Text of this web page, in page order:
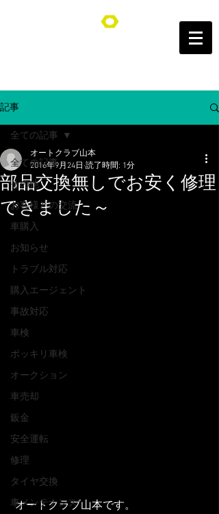
オートクラブ山本/Auto Club YAMAMOTO
記事
全ての記事
その他
お客様との交流
車購入
お知らせ
トラブル対応
購入エージェント
事故対応
車検
ポッキリ車検
オークション
車売却
鈑金
安全運転
修理
タイヤ交換
車メンテナンス
全ての記事
部品交換無しでお安く修理
できました～
オートクラブ山本
2016年9月24日 読了時間: 1分
オートクラブ山本です。